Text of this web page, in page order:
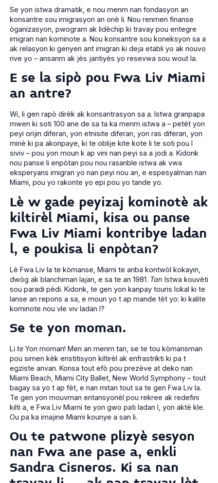
Se yon istwa dramatik, e nou menm nan fondasyon an
konsantre sou imigrasyon an onè li. Nou renmen finanse
òganizasyon, pwogram ak lidèchip ki travay pou entegre
imigran nan kominote a. Nou konsantre sou koneksyon sa a
ak relasyon ki genyen ant imigran ki deja etabli yo ak nouvo
rive yo – ansanm ak jès jantiyès yo resevwa sou wout la.
E se la sipò pou Fwa Liv Miami
an antre?
Wi, li gen rapò dirèk ak konsantrasyon sa a. Istwa granpapa
mwen ki soti 100 ane de sa ta ka menm istwa a – petèt yon
peyi orijin diferan, yon etnisite diferan, yon ras diferan, yon
minè ki pa akonpaye, ki te oblije kite kote li te soti pou l
siviv – pou yon moun k ap vini nan peyi sa a jodi a. Kidonk
nou panse li enpòtan pou nou rasanble istwa ak vwa
eksperyans imigran yo nan peyi nou an, e espesyalman nan
Miami, pou yo rakonte yo epi pou yo tande yo.
Lè w gade peyizaj kominotè ak
kiltirèl Miami, kisa ou panse
Fwa Liv Miami kontribye ladan
l, e poukisa li enpòtan?
Lè Fwa Liv la te kòmanse, Miami te anba kontwòl kokayin,
dwòg ak blanchiman lajan, e sa te an 1981. Tan Istwa kouvèti
sou paradi pèdi. Kidonk, te gen yon kanpay touris lokal ki te
lanse an repons a sa, e moun yo t ap mande tèt yo: ki kalite
kominote nou vle viv ladan l?
Se te yon moman.
Li te Yon moman! Men an menm tan, se te tou kòmansman
pou simen kèk enstitisyon kiltirèl ak enfrastrikti ki pa t
egziste anvan. Konsa tout efò pou prezève at deko nan
Miami Beach, Miami City Ballet, New World Symphony – tout
bagay sa yo t ap fèt, e nan mitan tout sa te gen Fwa Liv la.
Te gen yon mouvman entansyonèl pou rekree ak redefini
kilti a, e Fwa Liv Miami te yon gwo pati ladan l, yon aktè kle.
Ou pa ka imajine Miami kounye a san li.
Ou te patwone plizyè sesyon
nan Fwa ane pase a, enkli
Sandra Cisneros. Ki sa nan